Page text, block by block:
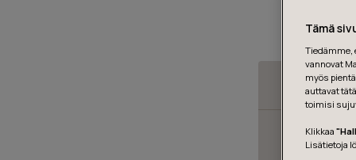
Tämä
Tiedämme,
vannovat
myös
auttavat
toimisi
Klikkaa
Lisätietoja